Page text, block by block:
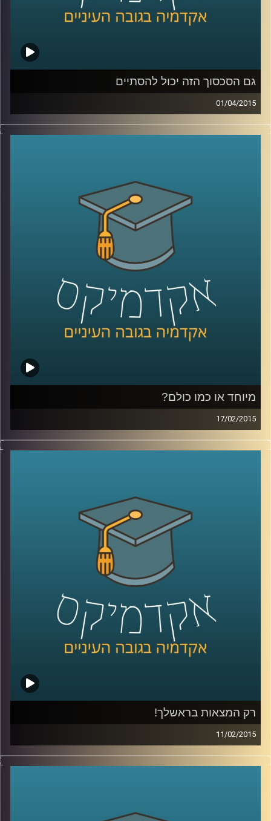
מדוע הפכה הקלילות כה פופולארית, אולי כדאי
שנהיה קצת כבדים?
גם הסכסוך הזה יכול להסתיים
01/04/2015
דיקן ביה"ס לפסיכולוגיה, פרופסור עירן הלפרין,
המסוכסכת הקיימת הגדיר רגשות שחווים
הצדדים לסכסוך ובחן מה קורה כשמגבירים חלק
מהרגשות ומנמיכים את תדירותם של אחרים.
ההגדרות עוזרות להבין מה מניע אותנו, לאיזה
כיוון ומה ניתן ללמד אותנו. מאמינים שאנשים
מסוגלים להשתנות? ענו לעצמכם על השאלה
כהכנה לתכנית.
AudioVersity
מיוחד או כמו כולם?
17/02/2015
דוקטור ירון תימור, סגן דיקן ביה"ס למנהל
תלויה בשאלה מה עושים איתו האחרים. מה
לגבי תגובת הצרכנים לשינויים טכנולוגיים? אולי
אנחנו רק חושבים שאנחנו מתקדמים. שיחת
שיווק שזורה באישיותו הפעלתנית והאופטימית
קרדיט תמונות: AudioVersity
רק המצאות בראשלך!
11/02/2015
דוקטור נעם למלשטרייך לטר, דיקן ומייסד
כבר במהלך לימודי הדוקטורט פרסם מאמרים